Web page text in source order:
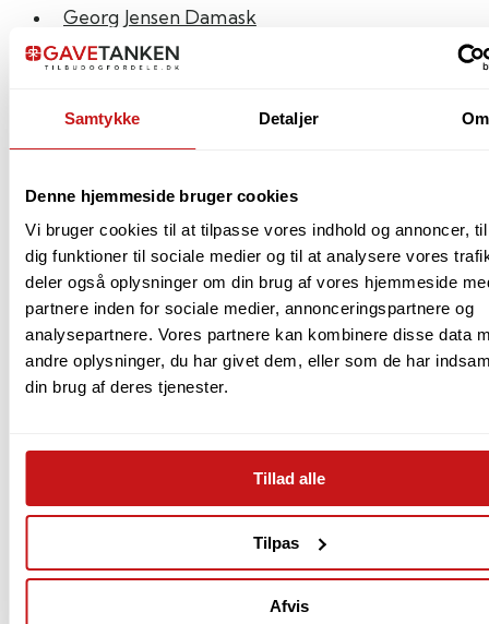
Samtykke Detaljer Om
Denne hjemmeside bruger cookies
Vi bruger cookies til at tilpasse vores indhold og annoncer,
dig funktioner til sociale medier og til at analysere vores
deler også oplysninger om din brug af vores hjemmeside
partnere inden for sociale medier, annonceringspartnere og
analysepartnere. Vores partnere kan kombinere disse data
andre oplysninger, du har givet dem, eller som de har
din brug af deres tjenester.
Tillad alle
Tilpas
Afvis
Georg Jensen Damask
Sengetøj & Håndklæder
Bolig
Tekstiler
Træfigurer
Husholdningsapparater
Køkken
Borddækning
Gryder & Pander
Køkkenknive
Lys & Lamper
Rejseartikler